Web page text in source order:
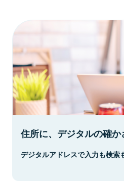
住所に、デジタルの確か
デジタルアドレスで入力も検索